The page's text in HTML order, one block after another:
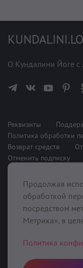
О Кундалини Йоге
Реквизиты
Политика обработки
Возврат средств
Отменить подписку
Продолжая
обработкой
посредством
Метрика», в
Политика